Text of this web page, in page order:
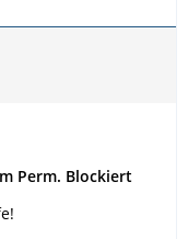
Perm. Blockiert